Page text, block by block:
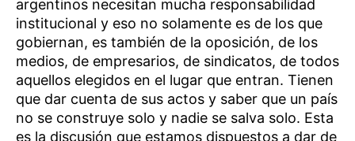
argentinos necesitan mucha responsabilidad
institucional y eso no solamente es de los que
gobiernan, es también de la oposición, de los
medios, de empresarios, de sindicatos, de todos
aquellos elegidos en el lugar que entran. Tienen
que dar cuenta de sus actos y saber que un país
no se construye solo y nadie se salva solo. Esta
es la discusión que estamos dispuestos a dar de